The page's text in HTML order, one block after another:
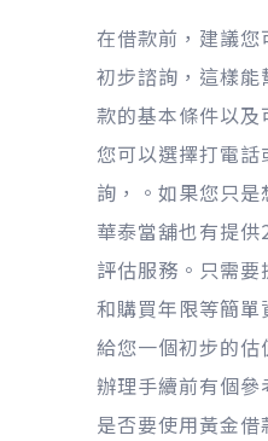
在借款前，建議
初步諮詢，這樣
款的基本條件以及
您可以選擇打電
詢，。如果您只是
華泰當舖也有提
評估服務。只需
和購買年限等簡
給您一個初步的
辦理手續前有個參
是否要使用黃金借